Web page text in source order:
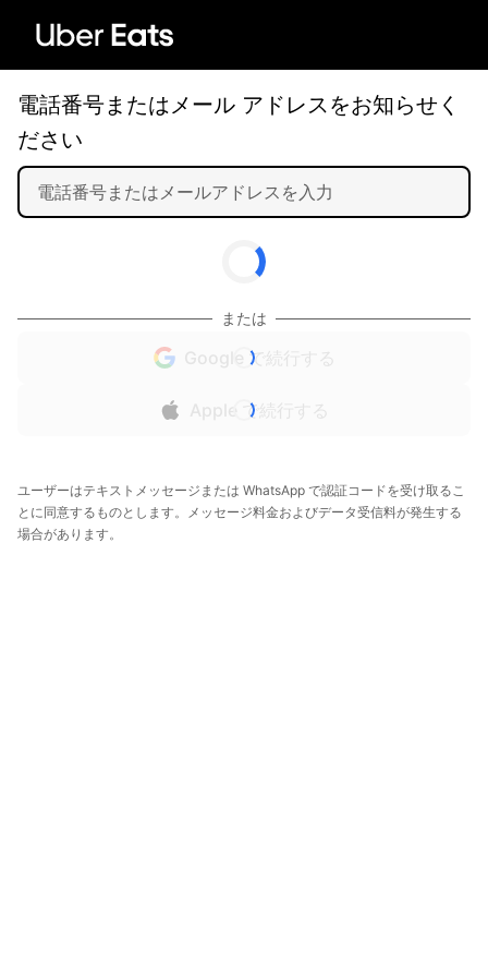
電話番号またはメール アドレスをお知らせく
ださい
または
Google で続行する
Apple で続行する
ユーザーはテキストメッセージまたは WhatsApp で認証コードを受け取るこ
とに同意するものとします。メッセージ料金およびデータ受信料が発生する
場合があります。